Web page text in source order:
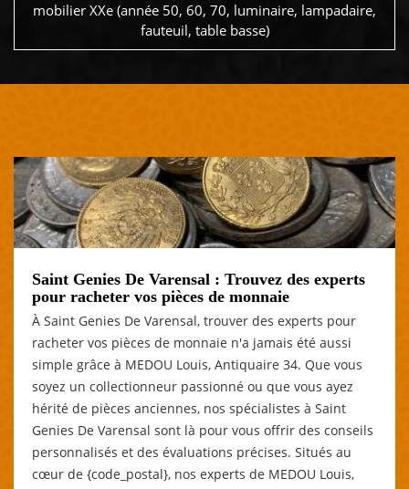
mobilier XXe (année 50, 60, 70, luminaire, lampadaire,
fauteuil, table basse)
Saint Genies De Varensal : Trouvez des experts
pour racheter vos pièces de monnaie
À Saint Genies De Varensal, trouver des experts pour
racheter vos pièces de monnaie n'a jamais été aussi
simple grâce à MEDOU Louis, Antiquaire 34. Que vous
soyez un collectionneur passionné ou que vous ayez
hérité de pièces anciennes, nos spécialistes à Saint
Genies De Varensal sont là pour vous offrir des conseils
personnalisés et des évaluations précises. Situés au
cœur de {code_postal}, nos experts de MEDOU Louis,